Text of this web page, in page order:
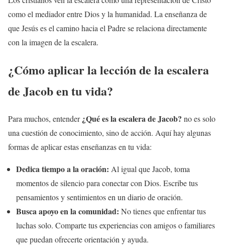
como el mediador entre Dios y la humanidad. La enseñanza de
que Jesús es el camino hacia el Padre se relaciona directamente
con la imagen de la escalera.
¿Cómo aplicar la lección de la escalera
de Jacob en tu vida?
Para muchos, entender ¿Qué es la escalera de Jacob? no es solo
una cuestión de conocimiento, sino de acción. Aquí hay algunas
formas de aplicar estas enseñanzas en tu vida:
Dedica tiempo a la oración: Al igual que Jacob, toma
momentos de silencio para conectar con Dios. Escribe tus
pensamientos y sentimientos en un diario de oración.
Busca apoyo en la comunidad: No tienes que enfrentar tus
luchas solo. Comparte tus experiencias con amigos o familiares
que puedan ofrecerte orientación y ayuda.